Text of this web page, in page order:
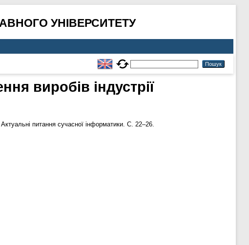
УНІВЕРСИТЕТУ
виробів індустрії
Актуальні питання сучасної інформатики. С. 22–26.